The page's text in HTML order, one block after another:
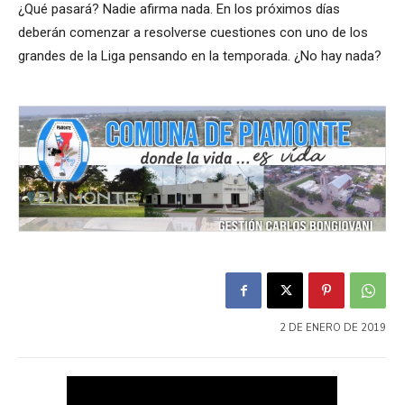
¿Qué pasará? Nadie afirma nada. En los próximos días
deberán comenzar a resolverse cuestiones con uno de los
grandes de la Liga pensando en la temporada. ¿No hay nada?
2 DE ENERO DE 2019